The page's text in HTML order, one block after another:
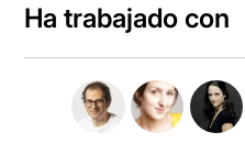
Ha trabajado con